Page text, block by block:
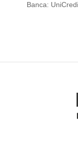
Banca: